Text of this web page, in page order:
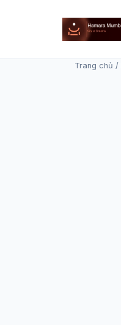
Trang chủ /